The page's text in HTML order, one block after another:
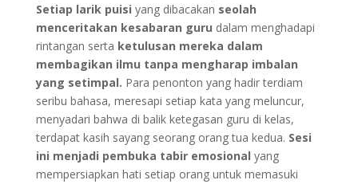
Setiap larik puisi yang dibacakan seolah
menceritakan kesabaran guru dalam menghadapi
rintangan serta ketulusan mereka dalam
membagikan ilmu tanpa mengharap imbalan
yang setimpal. Para penonton yang hadir terdiam
seribu bahasa, meresapi setiap kata yang meluncur,
menyadari bahwa di balik ketegasan guru di kelas,
terdapat kasih sayang seorang orang tua kedua. Sesi
ini menjadi pembuka tabir emosional yang
mempersiapkan hati setiap orang untuk memasuki